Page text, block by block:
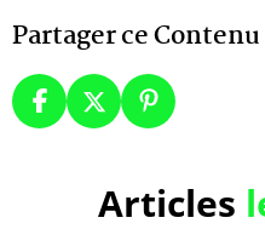
Partager ce Contenu
Articles